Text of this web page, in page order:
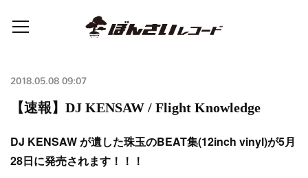
2018.05.08 09:07
【速報】DJ KENSAW / Flight Knowledge
DJ KENSAW が遺した珠玉のBEAT集(12inch vinyl)が5月
28日に発売されます！！！